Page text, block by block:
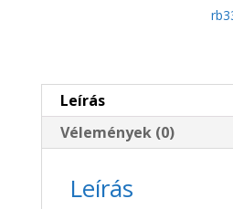
Leírás
Vélemények (0)
Leírás